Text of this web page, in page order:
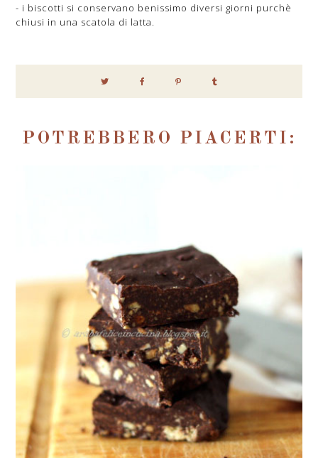
- i biscotti si conservano benissimo diversi giorni purchè
chiusi in una scatola di latta.
POTREBBERO PIACERTI: